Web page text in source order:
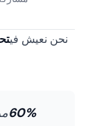
نحن نعيش في
60%